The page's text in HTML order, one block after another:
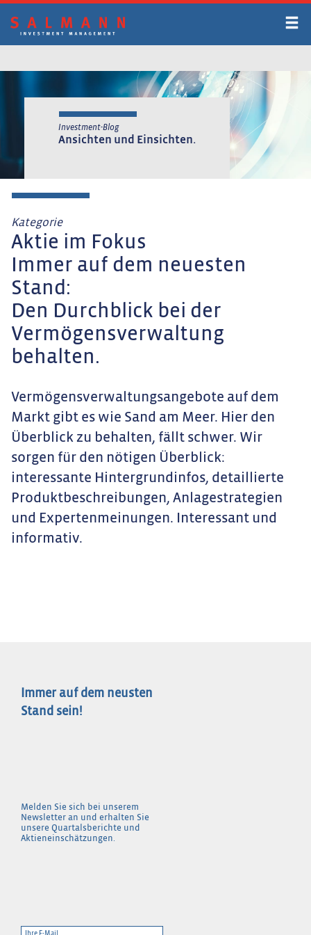
Inhalt
springen
Investment-Blog
Ansichten und Einsichten.
Kategorie
Aktie im Fokus
Immer auf dem neuesten
Stand:
Den Durchblick bei der
Vermögensverwaltung
behalten.
Vermögensverwaltungsangebote auf dem
Markt gibt es wie Sand am Meer. Hier den
Überblick zu behalten, fällt schwer. Wir
sorgen für den nötigen Überblick:
interessante Hintergrundinfos, detaillierte
Produktbeschreibungen, Anlagestrategien
und Expertenmeinungen. Interessant und
informativ.
Immer auf dem neusten
Stand sein!
Melden Sie sich bei unserem
Newsletter an und erhalten Sie
unsere Quartalsberichte und
Aktieneinschätzungen.